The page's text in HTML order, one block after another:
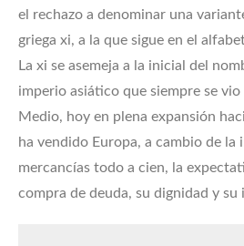
el rechazo a denominar una
griega xi, a la que sigue en el
La xi se asemeja a la inicial del
imperio asiático que siempre se
Medio, hoy en plena expansión
ha vendido Europa, a cambio de la
mercancías todo a cien, la
compra de deuda, su dignidad y su